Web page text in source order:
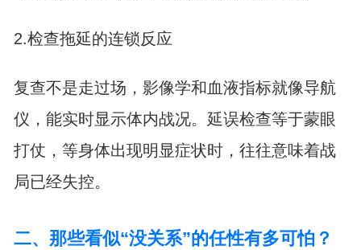
2.检查拖延的连锁反应
复查不是走过场，影像学和血液指标就像导航
仪，能实时显示体内战况。延误检查等于蒙眼
打仗，等身体出现明显症状时，往往意味着战
局已经失控。
二、那些看似“没关系”的任性有多可怕？